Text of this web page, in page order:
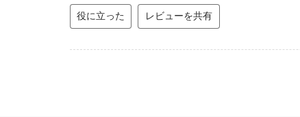
役に立った レビューを共有